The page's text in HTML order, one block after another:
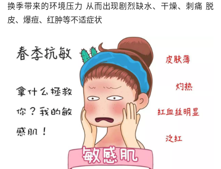
换季带来的环境压力 从而出现剧烈缺水、干燥、刺痛 脱
皮、爆痘、红肿等不适症状